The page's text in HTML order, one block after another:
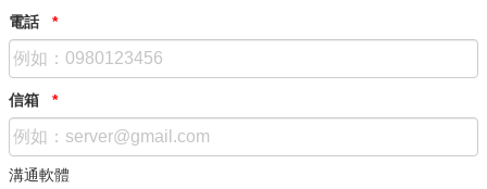
電話 *
信箱 *
溝通軟體